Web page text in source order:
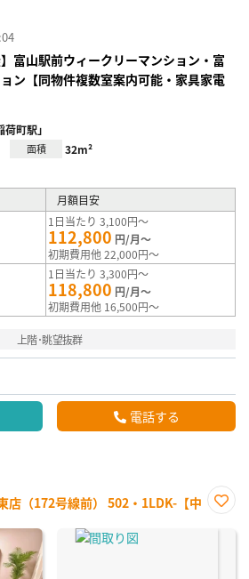
富山駅前ウィークリーマンション・富
ン【同物件複数室案内可能・家具家電
町駅」
面積 32m²
月額目安
1日当たり 3,100円～
112,800 円/月～
初期費用他 22,000円～
1日当たり 3,300円～
118,800 円/月～
初期費用他 16,500円～
上階･眺望抜群
電話する
店（172号線前） 502・1LDK-【中
に入